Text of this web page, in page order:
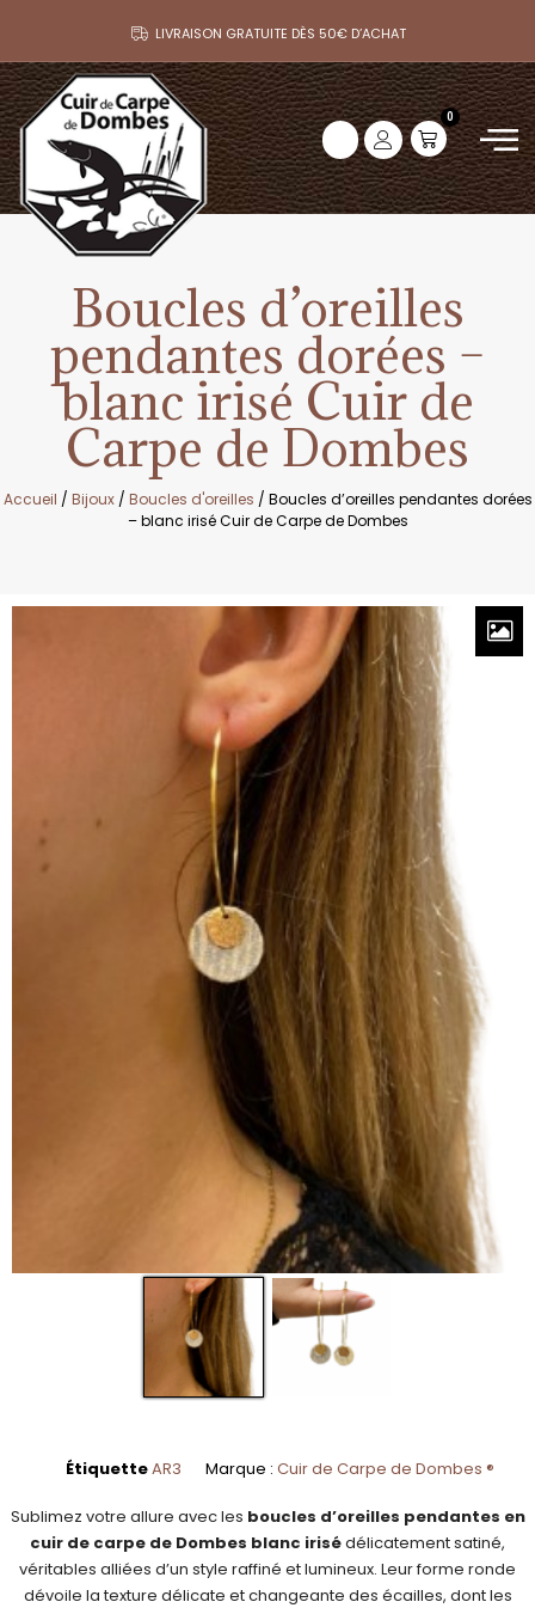
LIVRAISON GRATUITE DÈS 50€ D’ACHAT
0
Boucles d’oreilles
pendantes dorées –
blanc irisé Cuir de
Carpe de Dombes
Accueil / Bijoux/ Boucles d'oreilles / Boucles d’oreilles pendantes dorées
– blanc irisé Cuir de Carpe de Dombes
ÉtiquetteAR3 Marque : Cuir de Carpe de Dombes ®
Sublimez votre allure avec les boucles d’oreilles pendantes en
cuir de carpe de Dombes blanc irisédélicatement satiné,
véritables alliées d’un style raffiné et lumineux. Leur forme ronde
dévoile la texture délicate et changeante des écailles, dont les